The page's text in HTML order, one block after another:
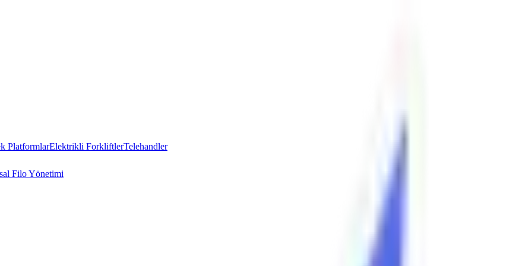
PlatformlarElektrikli ForkliftlerTelehandler
Filo Yönetimi